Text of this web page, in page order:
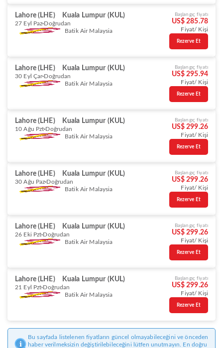
Lahore (LHE) Kuala Lumpur (KUL)
27 Eyl Paz Doğrudan
Batik Air Malaysia
Başlangıç fiyatı
US$ 285.78
Fiyat/ Kişi
Rezerve Et
Lahore (LHE) Kuala Lumpur (KUL)
30 Eyl Çar Doğrudan
Batik Air Malaysia
Başlangıç fiyatı
US$ 295.94
Fiyat/ Kişi
Rezerve Et
Lahore (LHE) Kuala Lumpur (KUL)
10 Ağu Pzt Doğrudan
Batik Air Malaysia
Başlangıç fiyatı
US$ 299.26
Fiyat/ Kişi
Rezerve Et
Lahore (LHE) Kuala Lumpur (KUL)
30 Ağu Paz Doğrudan
Batik Air Malaysia
Başlangıç fiyatı
US$ 299.26
Fiyat/ Kişi
Rezerve Et
Lahore (LHE) Kuala Lumpur (KUL)
26 Eki Pzt Doğrudan
Batik Air Malaysia
Başlangıç fiyatı
US$ 299.26
Fiyat/ Kişi
Rezerve Et
Lahore (LHE) Kuala Lumpur (KUL)
21 Eyl Pzt Doğrudan
Batik Air Malaysia
Başlangıç fiyatı
US$ 299.26
Fiyat/ Kişi
Rezerve Et
Bu sayfada listelenen fiyatların güncel olmayabileceğini ve önceden
haber verilmeksizin değiştirilebileceğini lütfen unutmayın. En doğru